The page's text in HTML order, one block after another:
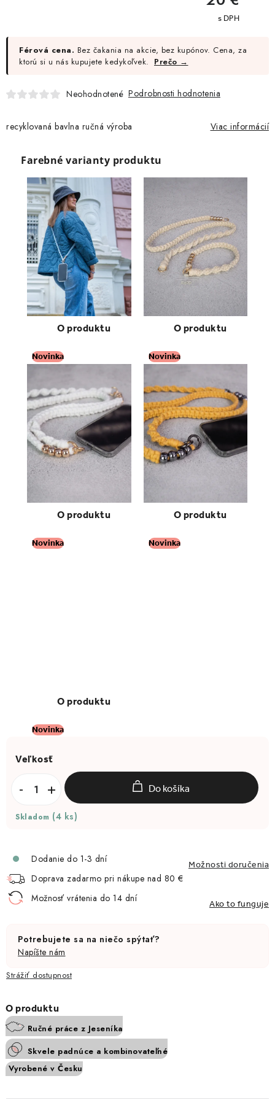
Neohodnotené Podrobnosti hodnotenia
Férová cena. Bez čakania na akcie, bez kupónov. Cena, za
ktorú si u nás kupujete kedykoľvek. Prečo →
recyklovaná bavlna ručná výroba Viac informácií
Novinka Novinka
Novinka Novinka
Novinka
Do košíka
Skladom (4 ks)
Dodanie do 1-3 dní Možnosti doručenia
Doprava zadarmo pri nákupe nad 80 €
Možnosť vrátenia do 14 dní
Ako to funguje
Potrebujete sa na niečo spýtať?
Napíšte nám
Strážiť
Ručné práce z Jeseníka
Skvele padnúce a kombinovateľné
Vyrobené v Česku